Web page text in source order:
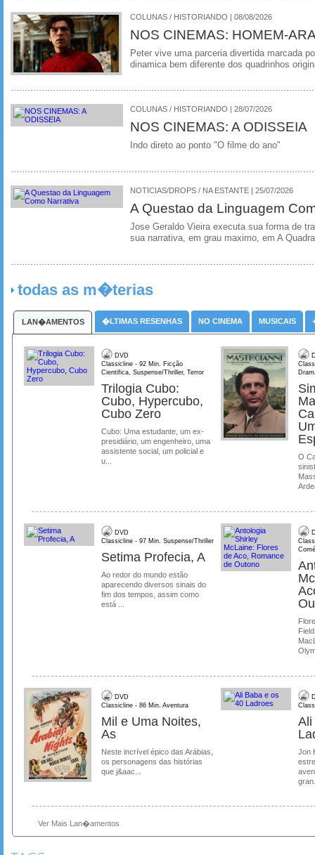
COLUNAS / HISTORIANDO | 08/08/2026
NOS CINEMAS: HOMEM-
Peter vive uma parceria divertida marcada
dinamica bem diferente dos quadrinhos
COLUNAS / HISTORIANDO | 28/07/2026
NOS CINEMAS: A ODISSEIA
Indo direto ao ponto "O filme do ano"
NOTICIAS/DROPS / NA ESTANTE | 25/07/2026
A Questao da Linguagem
Jose Geraldo Vieira executa sua forma de
sua narrativa, em grau maximo, em A
todas as m�terias
LAN�AMENTOS �LTIMAS RESENHAS NO CINEMA MUSICAIS
DVD
Classicline - 92 Min. Ficção
Cientifica, Suspense/Thriller, Terror
Trilogia Cubo:
Cubo, Hypercubo,
Cubo Zero
Cubo: Uma estudante, um ex-
presidiário, um engenheiro, uma
assistente social, um policial e
u...
O
DVD
Classicline - 97 Min. Suspense/Thriller
Setima Profecia, A
Ao redor do mundo estão
aparecendo diversos sinais do
fim dos tempos, assim como
está ...
DVD
Classicline - 86 Min. Aventura
Mil e Uma Noites,
As
Neste incrível épico das Arábias,
os personagens das histórias
que j&aac...
Ali
Jon
Ver Mais Lan�amentos